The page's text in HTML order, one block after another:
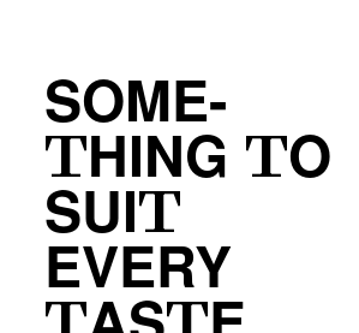
SOME-
THING TO
SUIT
EVERY